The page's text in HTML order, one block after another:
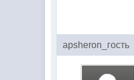
apsheron_гость